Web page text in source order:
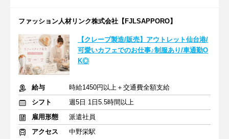
ファッション人材リンク株式会社【FJLSAPPORO】
【クレープ製造/販売】アウトレット仙台港/
可愛いカフェでのお仕事♪制服あり/車通勤O
K◎
給与
時給1450円以上＋交通費全額支給
シフト
週5日 1日5.5時間以上
雇用形態
派遣社員
アクセス
中野栄駅